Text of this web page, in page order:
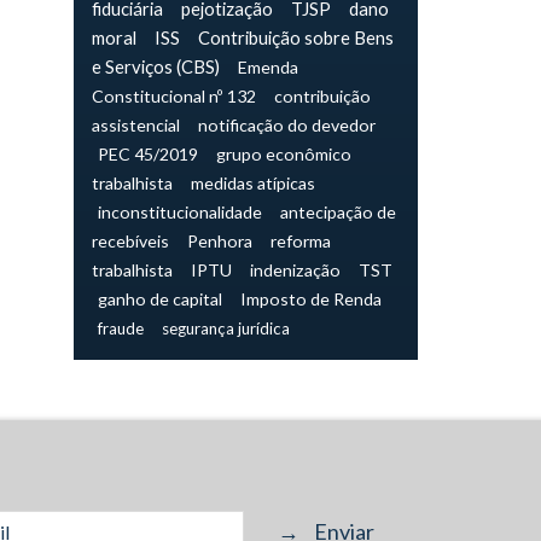
fiduciária
pejotização TJSP
dano
moral
ISS
Contribuição sobre Bens
e Serviços (CBS)
Emenda
Constitucional nº 132
contribuição
assistencial
notificação do devedor
PEC 45/2019
grupo econômico
trabalhista
medidas atípicas
inconstitucionalidade
antecipação de
recebíveis
Penhora
reforma
trabalhista
IPTU indenização
TST
ganho de capital
Imposto de Renda
fraude segurança jurídica